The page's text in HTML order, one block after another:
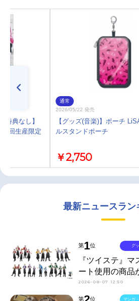
特典なし】
回生産限定
通常
2026/05/22 発売
【グッズ(音楽)】ポーチ
ルスタンドポーチ
￥2,750
最新ニュースラン
第1位
『ツイステ』
ート使用の商品
2026-08-07 12:50
グ
第 位 マンガ